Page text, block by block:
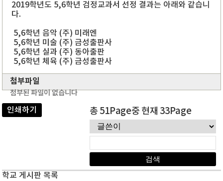
2019학년도 5,6학년 검정교과서 선정 결과는 아래와 같습니
다.
5,6학년 음악 (주) 미래엔
5,6학년 미술 (주) 금성출판사
5,6학년 실과 (주) 동아출판
5,6학년 체육 (주) 금성출판사
첨부파일
첨부된 파일이 없습니다
인쇄하기 총 51Page중 현재 33Page
학교 게시판 목록